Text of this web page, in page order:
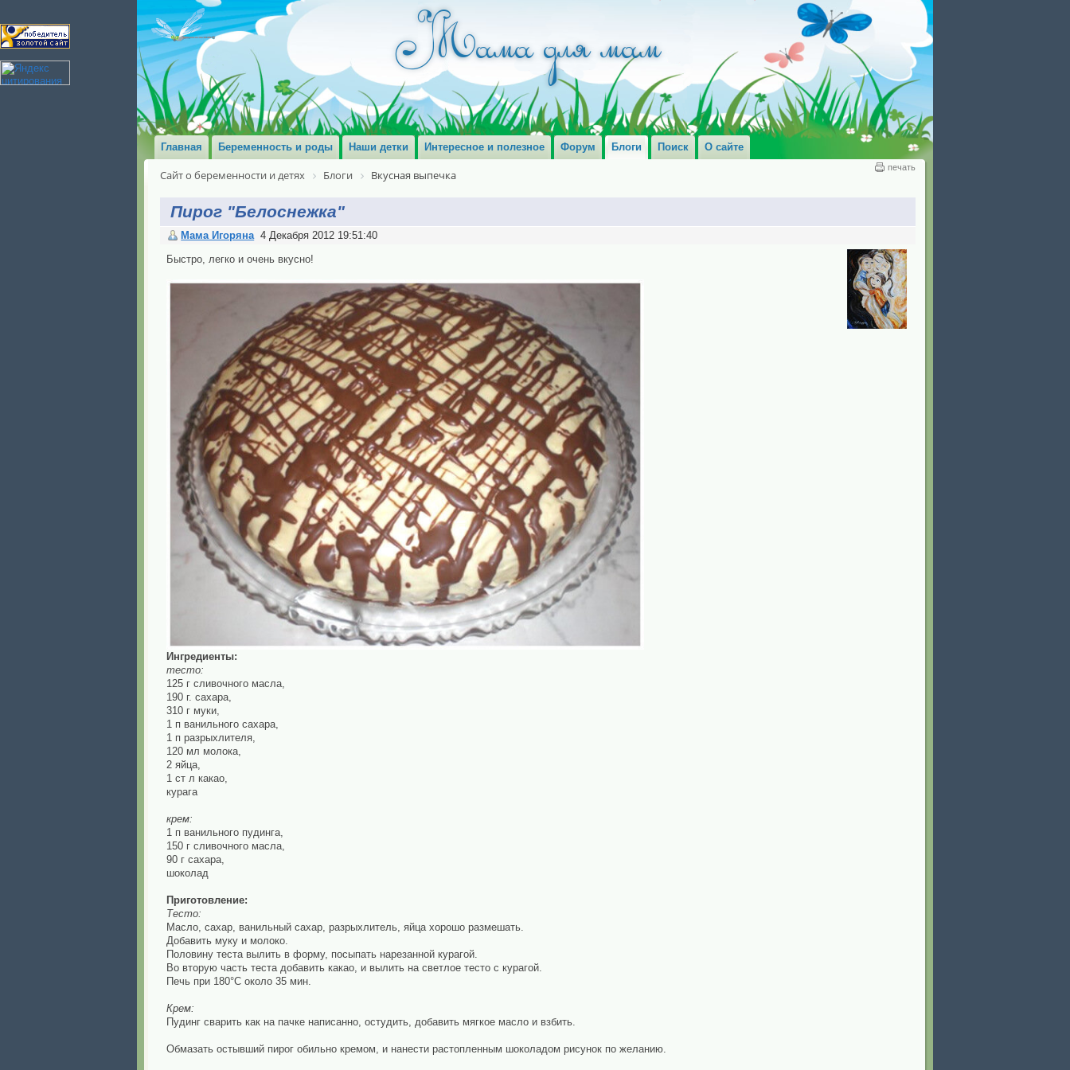
Главная Беременность и роды Наши детки Интересное и полезное Форум Блоги Поиск О сайте
печать
Сайт о беременности и детях Блоги Вкусная выпечка
Пирог "Белоснежка"
Мама Игоряна 4 Декабря 2012 19:51:40
Быстро, легко и очень вкусно!
Ингредиенты:
тесто:
125 г сливочного масла,
190 г. сахара,
310 г муки,
1 п ванильного сахара,
1 п разрыхлителя,
120 мл молока,
2 яйца,
1 ст л какао,
курага
крем:
1 п ванильного пудинга,
150 г сливочного масла,
90 г сахара,
шоколад
Приготовление:
Тесто:
Масло, сахар, ванильный сахар, разрыхлитель, яйца хорошо размешать.
Добавить муку и молоко.
Половину теста вылить в форму, посыпать нарезанной курагой.
Во вторую часть теста добавить какао, и вылить на светлое тесто с курагой.
Печь при 180°С около 35 мин.
Крем:
Пудинг сварить как на пачке написанно, остудить, добавить мягкое масло и взбить.
Обмазать остывший пирог обильно кремом, и нанести растопленным шоколадом рисунок по желанию.